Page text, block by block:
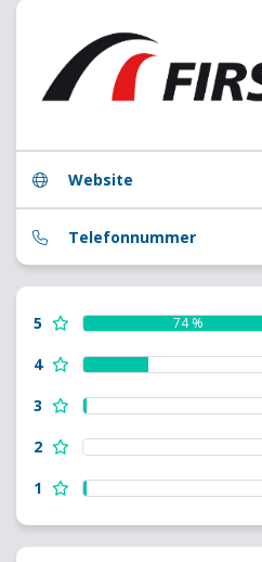
Website
Telefonnummer
5 74 %
4
3
2
1